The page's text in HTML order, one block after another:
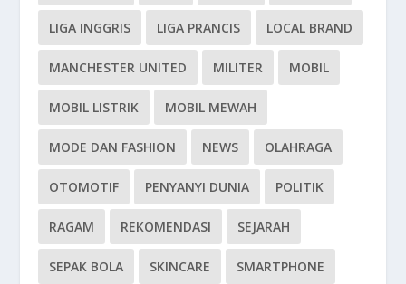
LIGA INGGRIS LIGA PRANCIS LOCAL BRAND
MANCHESTER UNITED MILITER MOBIL
MOBIL LISTRIK MOBIL MEWAH
MODE DAN FASHION NEWS OLAHRAGA
OTOMOTIF PENYANYI DUNIA POLITIK
RAGAM REKOMENDASI SEJARAH
SEPAK BOLA SKINCARE SMARTPHONE